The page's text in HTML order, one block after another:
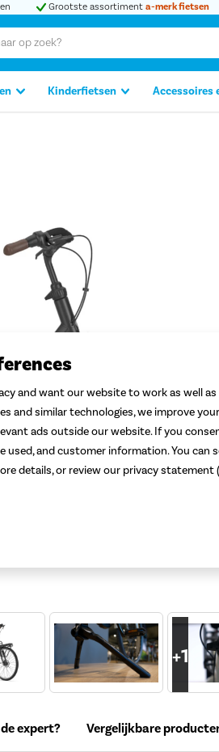
Grootste assortiment a-merk fietsen
Kinderfietsen Accessoires
+1
expert? Vergelijkbare
and want our website to work as well
and similar technologies, we improve
ads outside our website. If you
used, and customer information. You can
details, or review our privacy